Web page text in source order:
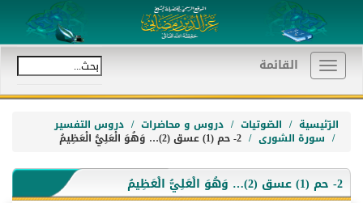
Toggle
navigation
القائمة
الرّئيسية الصّوتيات دروس و محاضرات دروس التفسير
سورة الشورى 2- حم (1) عسق (2)… وَهُوَ الْعَلِيُّ الْعَظِيمُ
2- حم (1) عسق (2)… وَهُوَ الْعَلِيُّ الْعَظِيمُ